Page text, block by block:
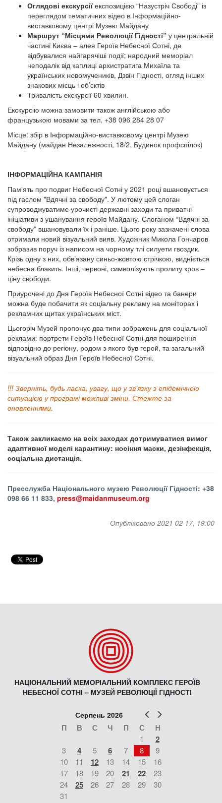
Оглядові екскурсіїекспозицією “Назустріч Свободі” із
переглядом тематичних відео в Інформаційно-
виставковому центрі Музею Майдану
Маршрут “Місцями Революції Гідності” у центральній
частині Києва – алея Героїв Небесної Сотні, де
відбувалися найгарячіші події; народний меморіал
неподалік від каплиці архистратига Михаїла та
українських новомучеників, Дзвін Гідності, огляд інших
знакових місць і об’єктів
Тривалість екскурсії 60 хвилин.
Екскурсію можна замовити також англійською або
французькою мовами за тел. +38 096 284 28 07
Місце: збір в Інформаційно-виставковому центрі Музею
Майдану (майдан Незалежності, 18/2, Будинок профспілок)
ІНФОРМАЦІЙНА КАМПАНІЯ
Пам'ять про подвиг Небесної Сотні у 2021 році вшановується
під гаслом "Вдячні за свободу". У лютому цей слоган
супроводжуватиме урочисті державні заходи та приватні
ініціативи з ушанування героїв Майдану. Слоганом “Вдячні за
свободу” вшановували їх і раніше. Цього року зазначені слова
отримали новий візуальний вияв. Художник Микола Гончаров
зобразив поруч із написом на чорному тлі силуети гвоздик.
Крізь одну з них, обв’язану синьо-жовтою стрічкою, видніється
небесна блакить. Інші, червоні, символізують пролиту кров –
ціну свободи.
Приурочені до Дня Героїв Небесної Сотні відео та банери
можна буде побачити як соціальну рекламу на моніторах і
рекламних щитах українських міст.
Цьогоріч Музей пропонує два типи зображень для соціальної
реклами: портрети Героїв Небесної Сотні для поширення
відповідно до регіону, родом з якого був герой, та загальний
візуальний образ Дня Героїв Небесної Сотні.
!!! Зверніть, будь ласка, увагу, що у зв’язку з епідемічною
ситуацією у програмі можливі зміни. Стежте за
оновленнями.
Також закликаємо на всіх заходах дотримуватися вимог
адаптивної моделі карантину: носіння маски, дезінфекція,
соціальна дистанція.
Пресслужба Національного музею Революції Гідності: +38
098 66 11 833, press@maidanmuseum.org
Опубліковано 2021 02 17, 19:00
НАЦІОНАЛЬНИЙ МЕМОРІАЛЬНИЙ КОМПЛЕКС ГЕРОЇВ
НЕБЕСНОЇ СОТНІ – МУЗЕЙ РЕВОЛЮЦІЇ ГІДНОСТІ
Попер
Серпень 2026
П В С Ч П С Н
1 2
3 4 5 6 7 8
9
10
11 12 13 14 15
16
17
18 19 20 21 22
23
24
25 26 27 28 29
30
31